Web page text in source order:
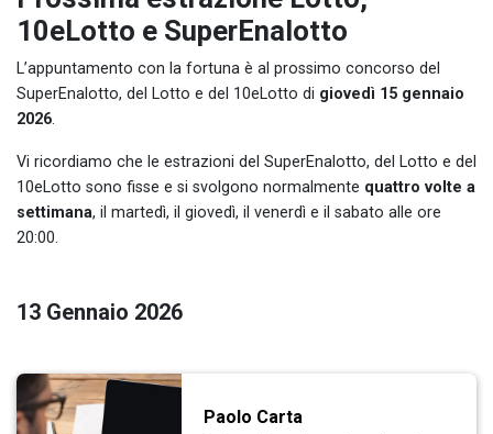
10eLotto e SuperEnalotto
L’appuntamento con la fortuna è al prossimo concorso del
SuperEnalotto, del Lotto e del 10eLotto di giovedì 15 gennaio
2026.
Vi ricordiamo che le estrazioni del SuperEnalotto, del Lotto e del
10eLotto sono fisse e si svolgono normalmente quattro volte a
settimana, il martedì, il giovedì, il venerdì e il sabato alle ore
20:00.
13 Gennaio 2026
Paolo Carta